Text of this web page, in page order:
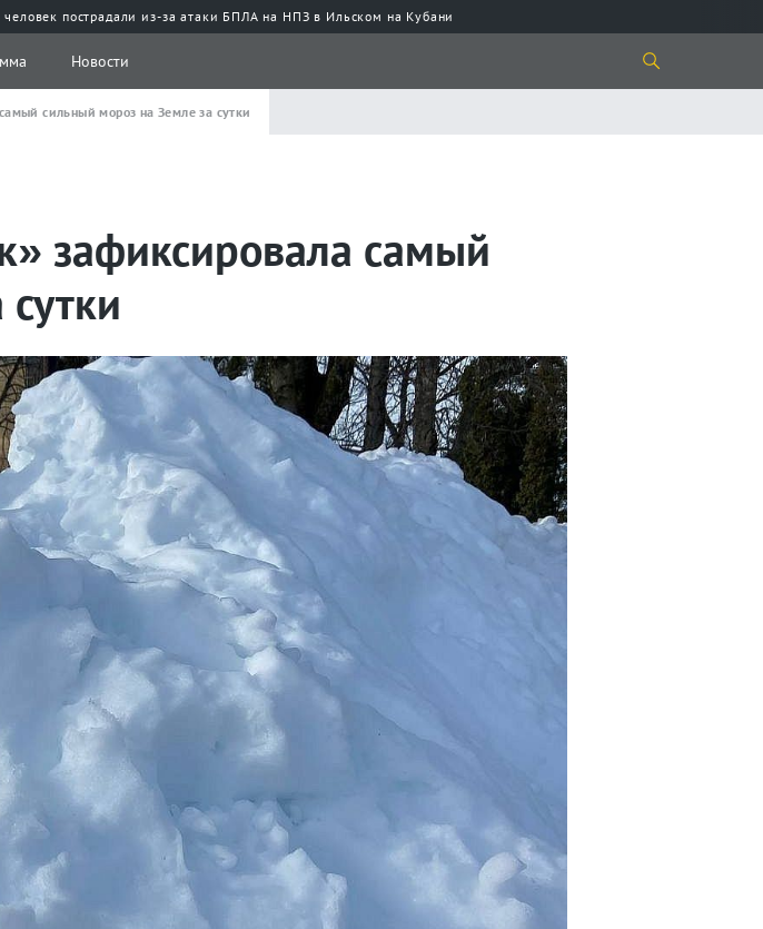
человек пострадали из-за атаки БПЛА на НПЗ в Ильском на Кубани
Новости
сильный мороз на Земле за сутки
зафиксировала самый